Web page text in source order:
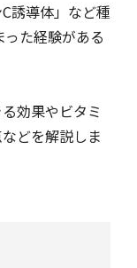
誘導体」など種
た経験がある
効果やビタミ
どを解説しま